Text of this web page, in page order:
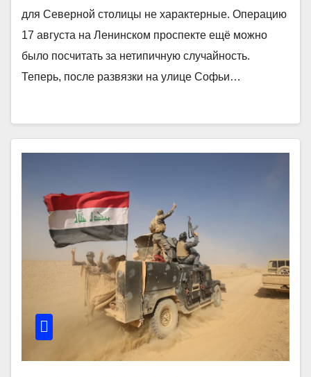
для Северной столицы не характерные. Операцию
17 августа на Ленинском проспекте ещё можно
было посчитать за нетипичную случайность.
Теперь, после развязки на улице Софьи…